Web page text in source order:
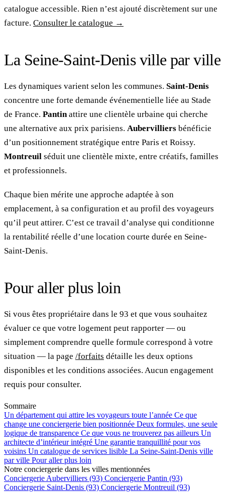
catalogue accessible. Rien n’est ajouté discrètement sur une
facture. Consulter le catalogue →
La Seine-Saint-Denis ville par ville
Les dynamiques varient selon les communes. Saint-Denis
concentre une forte demande événementielle liée au Stade
de France. Pantinattire une clientèle urbaine qui cherche
une alternative aux prix parisiens. Aubervilliers bénéficie
d’un positionnement stratégique entre Paris et Roissy.
Montreuil séduit une clientèle mixte, entre créatifs, familles
et professionnels.
Chaque bien mérite une approche adaptée à son
emplacement, à sa configuration et au profil des voyageurs
qu’il peut attirer. C’est ce travail d’analyse qui conditionne
la rentabilité réelle d’une location courte durée en Seine-
Saint-Denis.
Pour aller plus loin
Si vous êtes propriétaire dans le 93 et que vous souhaitez
évaluer ce que votre logement peut rapporter — ou
simplement comprendre quelle formule correspond à votre
situation — la page /forfaits détaille les deux options
disponibles et les conditions associées. Aucun engagement
requis pour consulter.
Sommaire
Un département qui attire les voyageurs toute l’année Ce que
change une conciergerie bien positionnée Deux formules, une seule
logique de transparence Ce que vous ne trouverez pas ailleurs Un
architecte d’intérieur intégré Une garantie tranquillité pour vos
voisins Un catalogue de services lisible La Seine-Saint-Denis ville
par ville Pour aller plus loin
Notre conciergerie dans les villes mentionnées
Conciergerie Aubervilliers (93) Conciergerie Pantin (93)
Conciergerie Saint-Denis (93) Conciergerie Montreuil (93)